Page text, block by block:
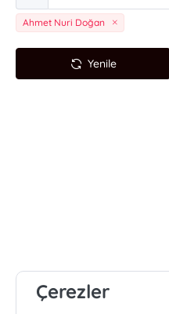
Ahmet Nuri Doğan
Yenile
Çerezler